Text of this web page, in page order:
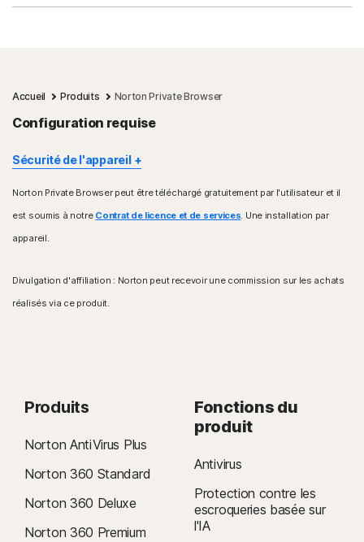
Accueil Produits Norton Private Browser
Configuration requise
Sécurité de l'appareil
Systèmes d'exploitation Windows™
Processeur Intel uniquement (32 bits et 64 bits)
Systèmes d'exploitation Mac®
Intel 64 bits et ARM (Apple M1/2)
Systèmes d'exploitation Android™
Android 9.0 ou version ultérieure
Systèmes d'exploitation iOS
iOS 15.0 ou version ultérieure
Norton Private Browser peut être téléchargé gratuitement par l'utilisateur et il
est soumis à notre Contrat de licence et de services. Une installation par
appareil.
Divulgation d'affiliation : Norton peut recevoir une commission sur les achats
réalisés via ce produit.
Produits
Norton AntiVirus Plus
Norton 360 Standard
Norton 360 Deluxe
Norton 360 Premium
Fonctions du
produit
Antivirus
Protection contre les
escroqueries basée sur
l'IA